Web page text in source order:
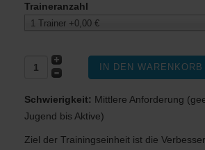
Traineranzahl
1 Trainer +0,00 €
Schwierigkeit: Mittlere Anforderung
Jugend bis Aktive)
Ziel der Trainingseinheit ist die